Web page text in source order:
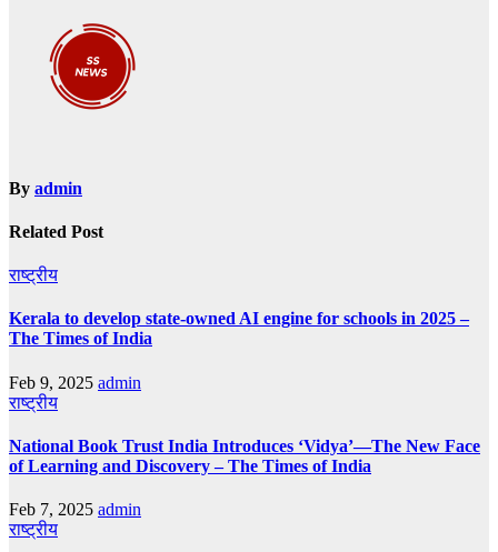
By admin
Related Post
राष्ट्रीय
Kerala to develop state-owned AI engine for schools in 2025 –
The Times of India
Feb 9, 2025 admin
राष्ट्रीय
National Book Trust India Introduces ‘Vidya’—The New Face
of Learning and Discovery – The Times of India
Feb 7, 2025 admin
राष्ट्रीय